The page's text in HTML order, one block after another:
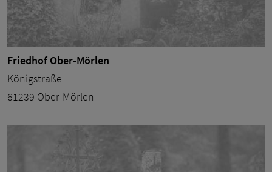
Friedhof Ober-Mörlen
Königstraße
61239 Ober-Mörlen